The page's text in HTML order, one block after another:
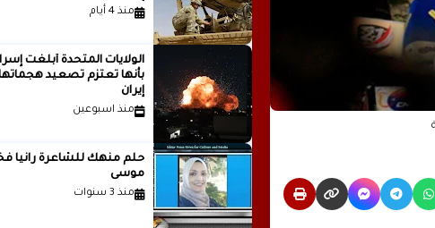
أمريكيون في الحرب الإيرانية
منذ 4 أيام
الولايات المتحدة أبلغت
بأنها تعتزم تصعيد
إيران
منذ اسبوعين
حلم منهك للشاعرة
موسى
منذ 3 سنوات